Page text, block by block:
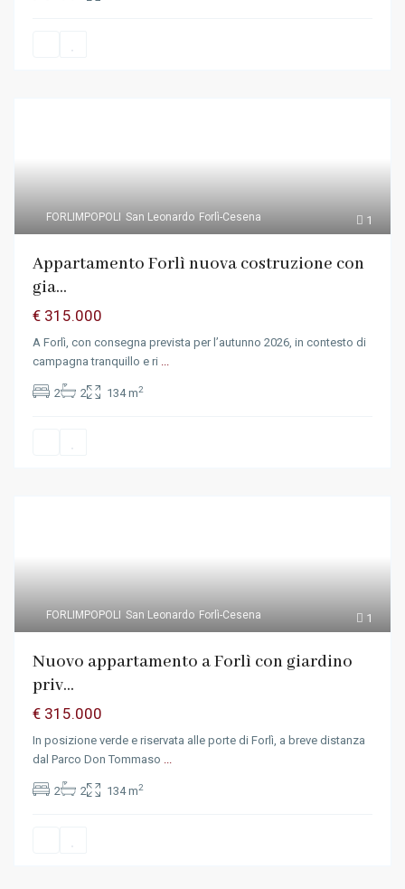
1
FORLIMPOPOLI San Leonardo Forlì-Cesena
Appartamento Forlì nuova costruzione con
gia...
€ 315.000
A Forlì, con consegna prevista per l’autunno 2026, in contesto di
campagna tranquillo e ri ...
2 2 134 m2
1
FORLIMPOPOLI San Leonardo Forlì-Cesena
Nuovo appartamento a Forlì con giardino
priv...
€ 315.000
In posizione verde e riservata alle porte di Forlì, a breve distanza
dal Parco Don Tommaso ...
2 2 134 m2